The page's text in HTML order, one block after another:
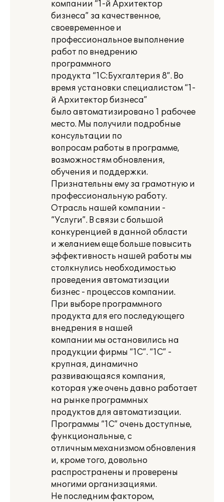
компании “1-й Архитектор
бизнеса” за качественное,
своевременное и
профессиональное выполнение
работ по внедрению
программного
продукта “1С:Бухгалтерия 8”. Во
время установки специалистом “1-
й Архитектор бизнеса”
было автоматизировано 1 рабочее
место. Мы получили подробные
консультации по
вопросам работы в программе,
возможностям обновления,
обучения и поддержки.
Признательны ему за грамотную и
профессиональную работу.
Отрасль нашей компании -
“Услуги”. В связи с большой
конкуренцией в данной области
и желанием еще больше повысить
эффективность нашей работы мы
столкнулись необходимостью
проведения автоматизации
бизнес - процессов компании.
При выборе программного
продукта для его последующего
внедрения в нашей
компании мы остановились на
продукции фирмы “1С”. “1С” -
крупная, динамично
развивающаяся компания,
которая уже очень давно работает
на рынке программных
продуктов для автоматизации.
Программы “1С” очень доступные,
функциональные, с
отличным механизмом обновления
и, кроме того, довольно
распространены и проверены
многими организациями.
Не последним фактором,